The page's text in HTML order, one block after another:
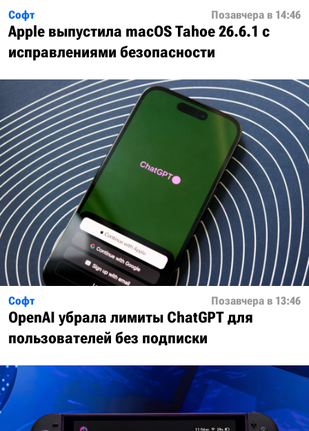
Софт Позавчера в 14:46
Apple выпустила macOS Tahoe 26.6.1 с
исправлениями безопасности
Софт Позавчера в 13:46
OpenAI убрала лимиты ChatGPT для
пользователей без подписки